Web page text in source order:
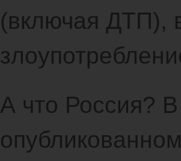
(включая ДТП),
А что Россия?